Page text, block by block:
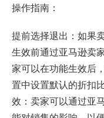
操作指南：
提前选择退出：如果
生效前通过亚马逊卖
家可以在功能生效后
置中设置默认的折扣
效：卖家可以通过亚